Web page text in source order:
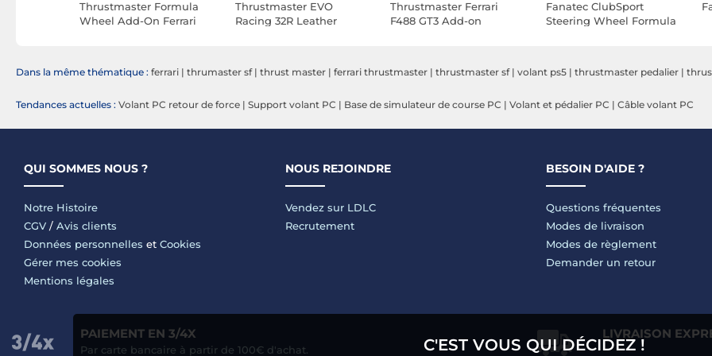
Thrustmaster Formula
Wheel Add-On Ferrari
Thrustmaster EVO
Racing 32R Leather
Thrustmaster Ferrari
F488 GT3 Add-on
Fanatec ClubSport
Steering Wheel Formula
Dans la même thématique : ferrari | thrumaster sf| thrust master | ferrari thrustmaster | thrustmaster sf| volant ps5 | thrustmaster pedalier |
Tendances actuelles : Volant PC retour de force | Support volant PC | Base de simulateur de course PC | Volant et pédalier PC | Câble volant PC
QUI SOMMES NOUS ?
Notre Histoire
CGV / Avis clients
Données personnelles et Cookies
Gérer mes cookies
Mentions légales
NOUS REJOINDRE
Vendez sur LDLC
Recrutement
BESOIN D'AIDE ?
Questions fréquentes
Modes de livraison
Modes de règlement
Demander un retour
PAIEMENT EN 3/4X
Par carte bancaire à partir de 100€ d'achat.
LIVRAISON
C'EST VOUS QUI DÉCIDEZ !